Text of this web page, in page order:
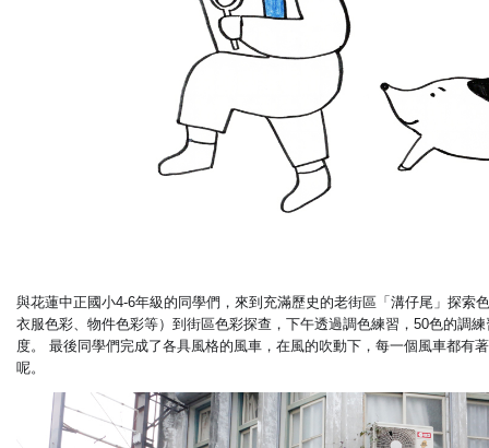
與花蓮中正國小4-6年級的同學們，來到充滿歷史的老街區「溝仔尾」探索
衣服色彩、物件色彩等）到街區色彩探查，下午透過調色練習，50色的調
度。 最後同學們完成了各具風格的風車，在風的吹動下，每一個風車都有
呢。